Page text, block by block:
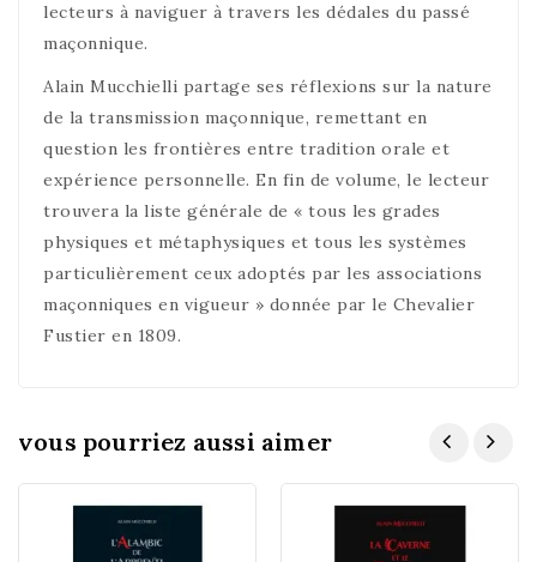
lecteurs à naviguer à travers les dédales du passé
maçonnique.
Alain Mucchielli partage ses réflexions sur la nature
de la transmission maçonnique, remettant en
question les frontières entre tradition orale et
expérience personnelle. En fin de volume, le lecteur
trouvera la liste générale de « tous les grades
physiques et métaphysiques et tous les systèmes
particulièrement ceux adoptés par les associations
maçonniques en vigueur » donnée par le Chevalier
Fustier en 1809.
vous pourriez aussi aimer